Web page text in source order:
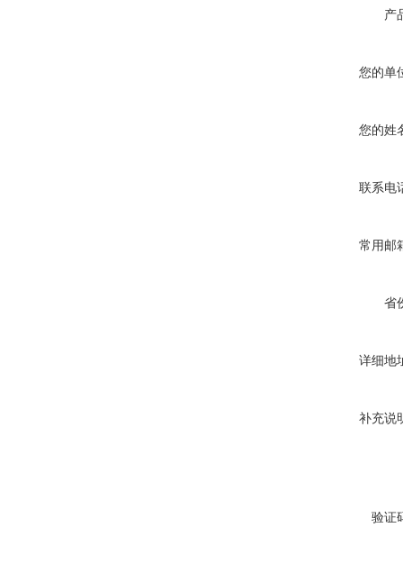
产
您的单
您的姓
联系电
常用邮
省
详细地
补充说
验证